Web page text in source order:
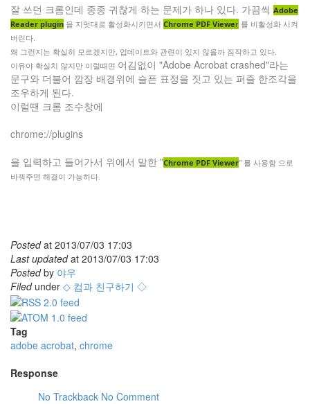
잘 쓰던 크롬인데 종종 귀찮게 하는 문제가 하나 있다. 가끔씩 Adobe
Reader plugin 을 지멋대로 활성화시키면서 Chrome PDF Viewer 를 비활성화 시켜
버린다.
왜 그런지는 확실히 모르겠지만, 업데이트와 관련이 있지 않을까 짐작하고 있다.
이유야 확실치 않지만 이럴때면 어김없이 "Adobe Acrobat crashed"라는
문구와 더불어 깜장 배경위에 슬픈 표정을 짓고 있는 퍼즐 한조각을
조우하게 된다.
이럴땐 크롬 조수창에
chrome://plugins
을 입력하고 들어가서 위에서 말한 "Chrome PDF Viewer" 를 사용함 으로
바꿔주면 해결이 가능하다.
Postedat 2013/07/03 17:03
Last updatedat 2013/07/03 17:03
Postedby 야우
Filedunder ◇ 컴과 친구하기 ◇
Tag
adobe acrobat, chrome
Response
No Trackback No Comment